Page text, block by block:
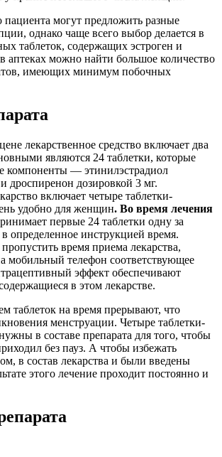
могут предложить разные
однако чаще всего выбор делается в
таблеток, содержащих эстроген и
аптеках можно найти большое количество
имеющих минимум побочных
лекарственное средство включает два
являются 24 таблетки, которые
компоненты — этинилэстрадиол
дроспиренон дозировкой 3 мг.
включает четыре таблетки-
удобно для женщин. Во время лечения
первые 24 таблетки одну за
определенное инструкцией время.
время приема лекарства,
мобильный телефон соответствующее
эффект обеспечивают
в этом лекарстве.
таблеток на время прерывают, что
менструации. Четыре таблетки-
в составе препарата для того, чтобы
без пауз. А чтобы избежать
в состав лекарства и были введены
этого лечение проходит постоянно и